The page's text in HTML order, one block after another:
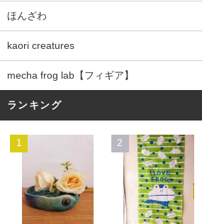
ほんざわ
kaori creatures
mecha frog lab【フィギア】
ランキング
1 2